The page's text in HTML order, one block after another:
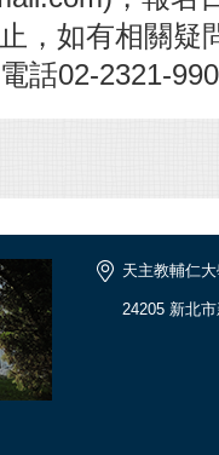
，如有相關疑
話02-2321-
天主教輔仁
24205 新北